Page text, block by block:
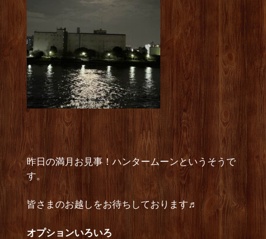
昨日の満月お見事！ハンタームーンというそうで
す。
皆さまのお越しをお待ちしております♬
オプションいろいろ